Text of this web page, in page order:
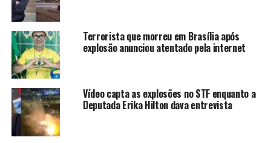
Terrorista que morreu em Brasília após
explosão anunciou atentado pela internet
Vídeo capta as explosões no STF enquanto a
Deputada Erika Hilton dava entrevista